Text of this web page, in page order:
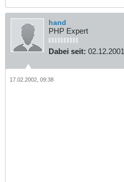
hand
PHP Expert
Dabei seit: 02.12.2001
17.02.2002, 09:38